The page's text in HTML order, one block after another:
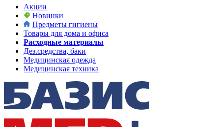
Акции
Новинки
Предметы гигиены
Товары для дома и офиса
Расходные материалы
Дез.средства, баки
Медицинская одежда
Медицинская техника